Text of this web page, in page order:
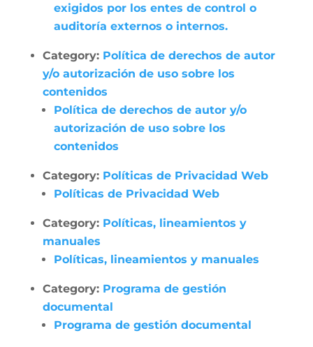
exigidos por los entes de control o
auditoría externos o internos.
Category: Política de derechos de autor
y/o autorización de uso sobre los
contenidos
Política de derechos de autor y/o
autorización de uso sobre los
contenidos
Category: Políticas de Privacidad Web
Políticas de Privacidad Web
Category: Políticas, lineamientos y
manuales
Políticas, lineamientos y manuales
Category: Programa de gestión
documental
Programa de gestión documental